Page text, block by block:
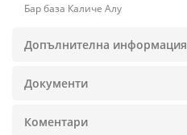
Бар база Каличе Алу
Допълнителна информация
Документи
Коментари